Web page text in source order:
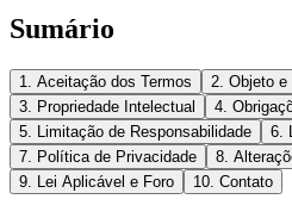
Sumário
1. Aceitação dos Termos
2. Objeto e
3. Propriedade Intelectual
4.
5. Limitação de Responsabilidade
6.
7. Política de Privacidade
8.
9. Lei Aplicável e Foro
10. Contato